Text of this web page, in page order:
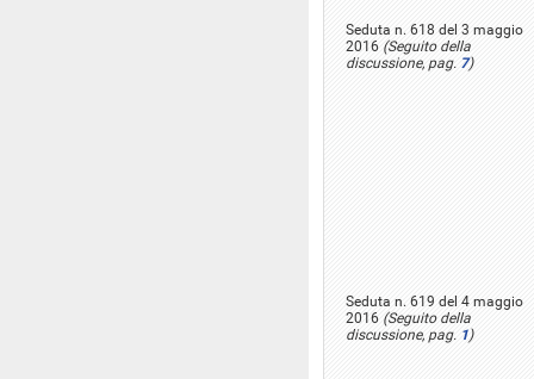
Seduta n. 618 del 3 maggio
2016 (Seguito della
discussione, pag. 7)
Seduta n. 619 del 4 maggio
2016 (Seguito della
discussione, pag. 1)